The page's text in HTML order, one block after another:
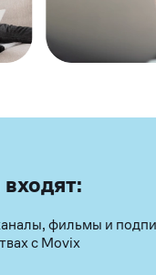
фильмы и
с Movix